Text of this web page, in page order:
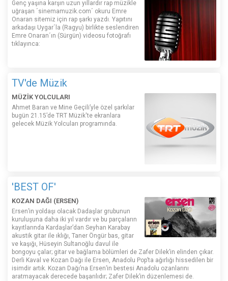
Genç yaşına karşın uzun yıllardır rap müzikle
uğraşan ´sinemamuzik.com´ okuru Emre
Onaran sitemiz için rap şarkı yazdı. Yapıtını
arkadaşı Uygar´la (Ragyu) birlikte seslendiren
Emre Onaran´ın (Sürgün) videosu fotoğrafı
tıklayınca:
TV'de Müzik
MÜZİK YOLCULARI
Ahmet Baran ve Mine Geçili’yle özel şarkılar
bugün 21.15’de TRT Müzik'te ekranlara
gelecek Müzik Yolcuları programında.
'BEST OF'
KOZAN DAĞI (ERSEN)
Ersen’in yoldaşı olacak Dadaşlar grubunun
kuruluşuna daha iki yıl vardır ve bu parçaların
kayıtlarında Kardaşlar’dan Seyhan Karabay
akustik gitar ile ıklığı, Taner Öngür bas, gitar
ve kaşığı, Hüseyin Sultanoğlu davul ile
bongoyu çalar; gitar ve bağlama bölümleri de Zafer Dilek’in elinden çıkar.
Derli Kaval ve Kozan Dağı ile Ersen, Anadolu Pop’ta ağırlığı hissedilen bir
isimdir artık. Kozan Dağı’na Ersen’in bestesi Anadolu ozanlarını
aratmayacak derecede başarılıdır; Zafer Dilek’in düzenlemesi de.